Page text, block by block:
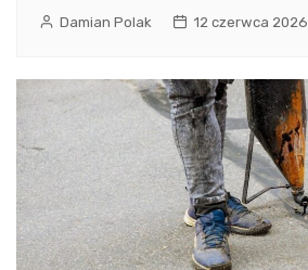
Damian Polak 12 czerwca 2026